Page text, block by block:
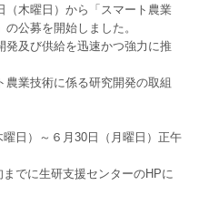
木曜日）から「スマート農業
公募を開始しました。
発及び供給を迅速かつ強力に推
業技術に係る研究開発の取組
日）～６月30日（月曜日）正午
でに生研支援センターのHPに